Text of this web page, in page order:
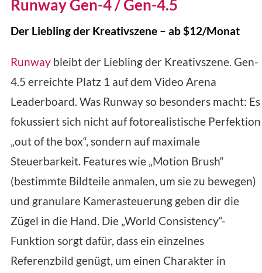
Runway Gen-4 / Gen-4.5
Der Liebling der Kreativszene – ab $12/Monat
Runway bleibt der Liebling der Kreativszene. Gen-
4.5 erreichte Platz 1 auf dem Video Arena
Leaderboard. Was Runway so besonders macht: Es
fokussiert sich nicht auf fotorealistische Perfektion
„out of the box“, sondern auf maximale
Steuerbarkeit. Features wie „Motion Brush“
(bestimmte Bildteile anmalen, um sie zu bewegen)
und granulare Kamerasteuerung geben dir die
Zügel in die Hand. Die „World Consistency“-
Funktion sorgt dafür, dass ein einzelnes
Referenzbild genügt, um einen Charakter in